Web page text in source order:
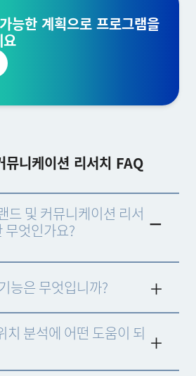
능한 계획으로 프로그램을
뮤니케이션 리서치 FAQ
및 커뮤니케이션 리서
무엇인가요?
뮤니케이션 리서치 솔루션은 시
가 어떻게 인식되고 있는지 제
합니다. 여러 채널에서 실시간 인
써 고객이 귀사의 브랜드와 커뮤
인식하고 있는지 정확히 파악할
위를 강화할 수 있는 전략적 결정
능은 무엇입니까?
치 분석에 어떤 도움이 되